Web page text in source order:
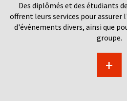
Des diplômés et des étudiants
offrent leurs services pour
d'événements divers, ainsi que
groupe.
+